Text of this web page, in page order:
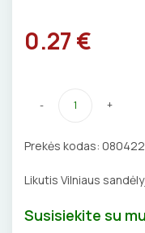
TERMO
0.27 €
- +
Prekės kodas:
Likutis Vilniaus
Susisiekite su